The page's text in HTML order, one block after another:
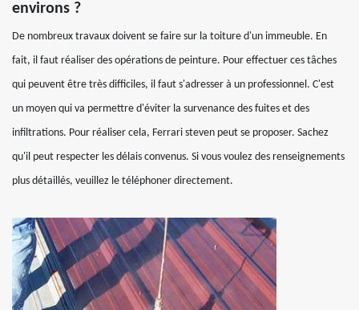
environs ?
De nombreux travaux doivent se faire sur la toiture d'un immeuble. En
fait, il faut réaliser des opérations de peinture. Pour effectuer ces tâches
qui peuvent être très difficiles, il faut s'adresser à un professionnel. C'est
un moyen qui va permettre d'éviter la survenance des fuites et des
infiltrations. Pour réaliser cela, Ferrari steven peut se proposer. Sachez
qu'il peut respecter les délais convenus. Si vous voulez des renseignements
plus détaillés, veuillez le téléphoner directement.